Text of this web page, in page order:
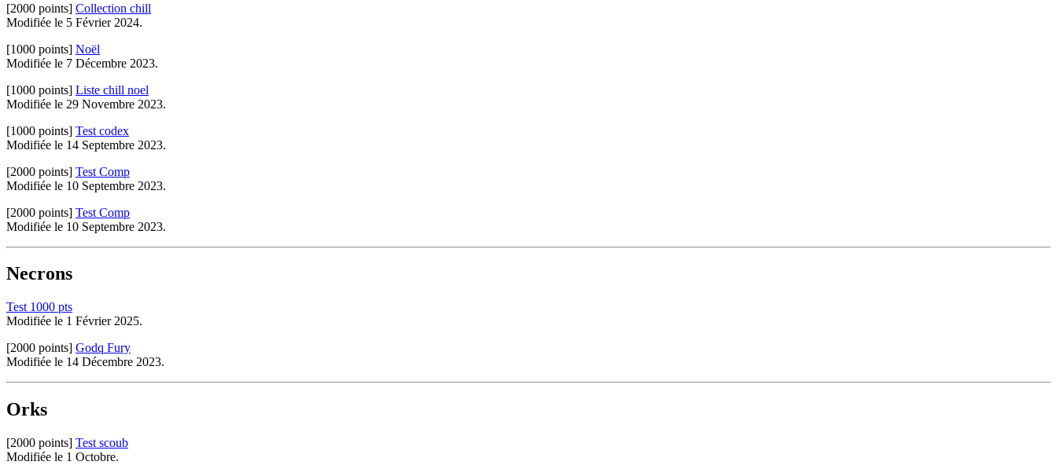
[2000 points] Collection chill
Modifiée le 5 Février 2024.
[1000 points] Noël
Modifiée le 7 Décembre 2023.
[1000 points] Liste chill noel
Modifiée le 29 Novembre 2023.
[1000 points] Test codex
Modifiée le 14 Septembre 2023.
[2000 points] Test Comp
Modifiée le 10 Septembre 2023.
[2000 points] Test Comp
Modifiée le 10 Septembre 2023.
Necrons
Test 1000 pts
Modifiée le 1 Février 2025.
[2000 points] Godq Fury
Modifiée le 14 Décembre 2023.
Orks
[2000 points] Test scoub
Modifiée le 1 Octobre.